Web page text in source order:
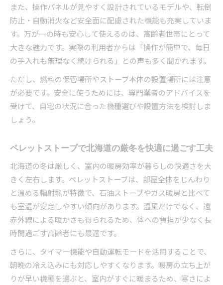
ペレットストーブの燃料費と光熱費の現実を解
説
維持費を抑えるペレットストーブの使い方の工
夫
ペレットストーブの体力負担を減らすポイント
オール電化と比較したペレットストーブの費用面
オール電化とペレットストーブの費用差を比較
冬の電気代とペレットストーブ光熱費の違い
高齢者が納得できる暖房費用の比較ポイント
また、操作パネルが見やすく設計されているモデルや、転倒
防止・自動消火など安全面に配慮された機能も充実していま
す。万が一の時も安心して使えるのは、高齢者世帯にとって
大きな魅力です。実際の利用者からは「操作が簡単で、毎日
の手入れも無理なく続けられる」との声も多く聞かれます。
ただし、燃料の保管場所やストーブ本体の設置場所には注意
が必要です。安全に使うためには、専門業者のアドバイスを
受けて、自宅の状況に合った機種選びや設置方法を検討しま
しょう。
ペレットストーブで北海道の厳冬を快適に過ごす工夫
北海道の冬は厳しく、室内の暖房効率が暮らしの快適さを大
きく左右します。ペレットストーブは、部屋全体をじんわり
と温める輻射熱が特徴で、石油ストーブやガス暖房と比べて
も室温が安定しやすい傾向があります。温風だけでなく、遠
赤外線による暖かさも得られるため、体への負担が少なく長
時間過ごす高齢者にも最適です。
さらに、タイマー機能や自動運転モードを活用することで、
朝晩の冷え込みにも対応しやすくなります。暖房の立ち上が
りが早い機種を選ぶと、室内がすぐに暖まるため、寒さによ